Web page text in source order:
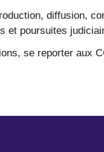
diffusion,
et poursuites
se reporter aux